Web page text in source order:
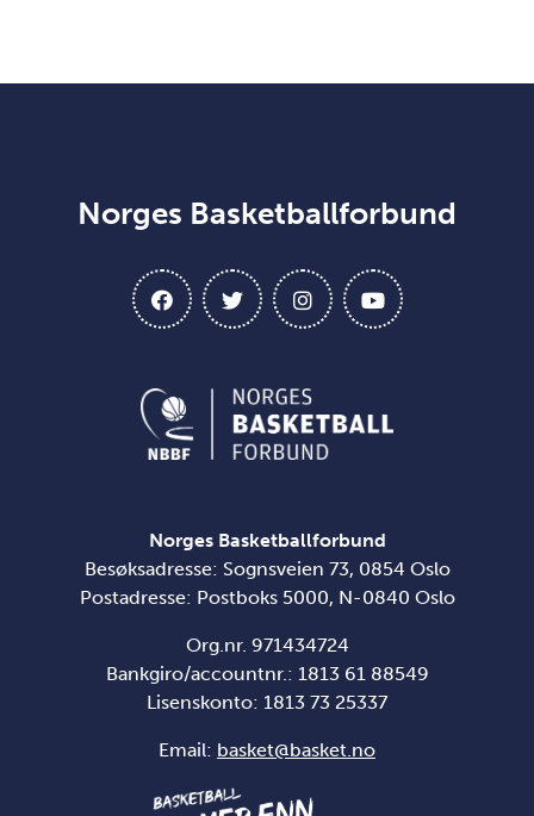
Norges Basketballforbund
Norges Basketballforbund
Besøksadresse: Sognsveien 73, 0854 Oslo
Postadresse: Postboks 5000, N-0840 Oslo
Org.nr. 971434724
Bankgiro/accountnr.: 1813 61 88549
Lisenskonto: 1813 73 25337
Email: basket@basket.no